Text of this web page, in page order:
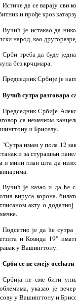
Истиче да се варају сви
и прође кроз
Вучић је истакао да
народ, као
Срби треба да буду
без крчцмара.
Председник Србије је
Вучић сутра разговара
Председник Србије
са немачком
и Бриселу.
"Сутра имам у пола 12
и за стурашњи
и мини план шта да
Вучић је казао и да ће
вируса корона,
акту о
Подсетио је да ће сутра
и Ковида 19"
у Вашингтону.
Срби се не смеју
Србија не сме бити
указао је
у Вашингтону и